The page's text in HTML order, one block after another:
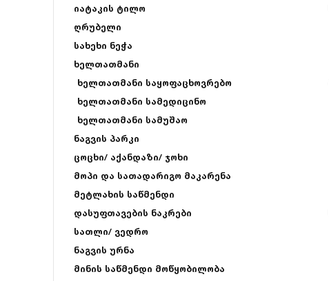
იატაკის ტილო
ღრუბელი
სახეხი ნეჭა
ხელთათმანი
ხელთათმანი საყოფაცხოვრებო
ხელთათმანი სამედიცინო
ხელთათმანი სამუშაო
ნაგვის პარკი
ცოცხი/ აქანდაზი/ ჯოხი
მოპი და სათადარიგო მაკარენა
მეტლახის საწმენდი
დასუფთავების ნაკრები
სათლი/ ვედრო
ნაგვის ურნა
მინის საწმენდი მოწყობილობა